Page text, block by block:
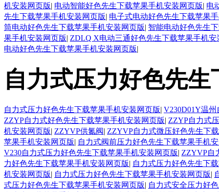
机安装网页版| 电动智能好色先生下载苹果手机安装网页版| 电
先生下载苹果手机安装网页版| 电子式电动好色先生下载苹果
筒电动好色先生下载苹果手机安装网页版| 智能电动好色先生
果手机安装网页版| ZDLQ X电动三通好色先生下载苹果手机安
电动好色先生下载苹果手机安装网页版|
自力式压力好色先
自力式压力好色先生下载苹果手机安装网页版| V230D01Y温
ZZYP自力式好色先生下载苹果手机安装网页版| ZZYP自力式
机安装网页版| ZZYVP供氮阀| ZZYVP自力式微压好色先生下
苹果手机安装网页版| 自力式阀前压力好色先生下载苹果手机
V230自力式压力好色先生下载苹果手机安装网页版| ZZYVP自
力好色先生下载苹果手机安装网页版| 自力式压力好色先生下
机安装网页版| 自力式压力好色先生下载苹果手机安装网页版|
式压力好色先生下载苹果手机安装网页版| 自力式安全压力好